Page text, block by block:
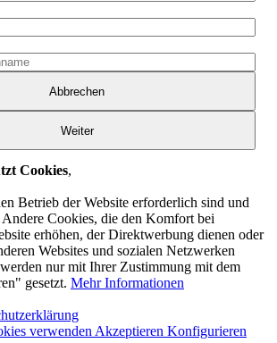
Abbrechen
Weiter
Cookies,
Betrieb der Website erforderlich sind und
Andere Cookies, die den Komfort bei
erhöhen, der Direktwerbung dienen oder
Websites und sozialen Netzwerken
nur mit Ihrer Zustimmung mit dem
gesetzt. Mehr Informationen
verwenden Akzeptieren Konfigurieren